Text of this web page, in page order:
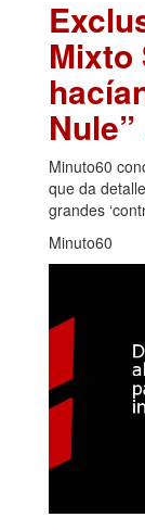
Mixto
Nule”
Minuto60
que da
grandes
Minuto60